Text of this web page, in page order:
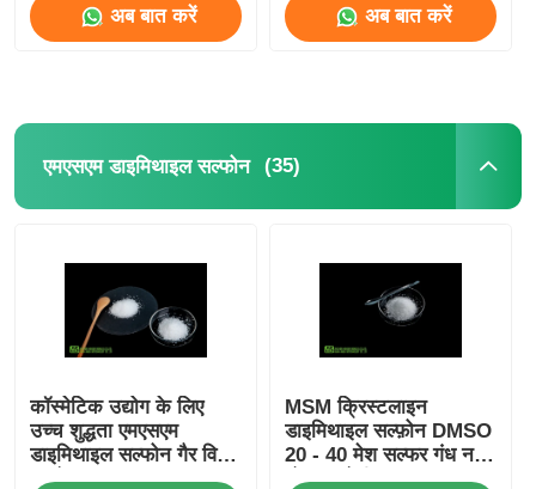
अब बात करें अब बात करें
एमएसएम डाइमिथाइल सल्फोन (35)
कॉस्मेटिक उद्योग के लिए
उच्च शुद्धता एमएसएम
डाइमिथाइल सल्फोन गैर विषैले
कच्चे माल
MSM क्रिस्टलाइन
डाइमिथाइल सल्फ़ोन DMSO
20 - 40 मेश सल्फर गंध नहीं
भोजन श्रेणी